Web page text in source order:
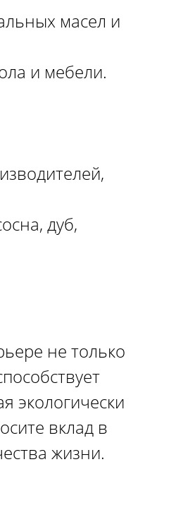
масел и
и мебели.
дуб,
не только
экологически
вклад в
жизни.